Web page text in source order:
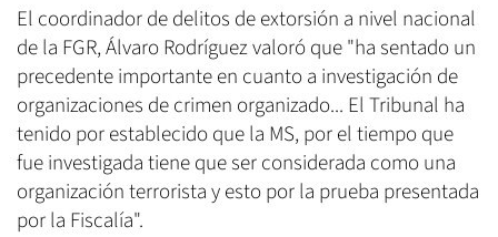
El coordinador de delitos de extorsión a nivel nacional
de la FGR, Álvaro Rodríguez valoró que "ha sentado un
precedente importante en cuanto a investigación de
organizaciones de crimen organizado... El Tribunal ha
tenido por establecido que la MS, por el tiempo que
fue investigada tiene que ser considerada como una
organización terrorista y esto por la prueba presentada
por la Fiscalía".